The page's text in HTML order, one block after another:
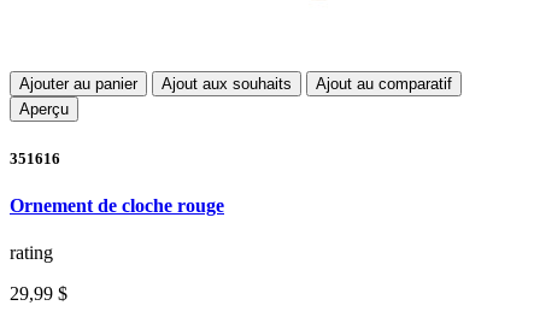
Ajouter au panier Ajout aux souhaits
Ajout au comparatif
Aperçu
351616
Ornement de cloche rouge
rating
29,99 $